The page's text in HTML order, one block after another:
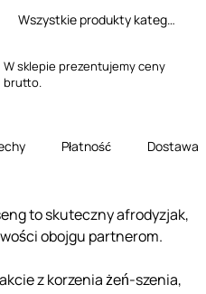
Wszystkie produkty kategorii
W sklepie prezentujemy ceny
brutto.
Płatność Dostawa
to skuteczny afrodyzjak,
obojgu partnerom.
z korzenia żeń-szenia,